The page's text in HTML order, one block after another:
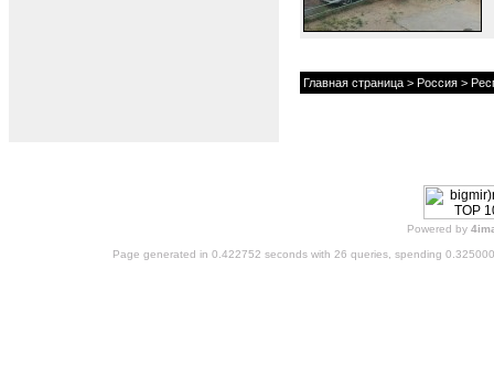
Главная страница > Россия >
Powered by
Page generated in 0.422752 seconds with 26 queries, spending